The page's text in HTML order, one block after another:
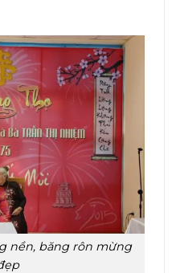
nền, băng rôn mừng